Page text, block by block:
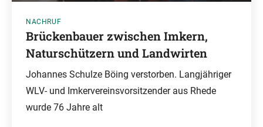
NACHRUF
Brückenbauer zwischen Imkern,
Naturschützern und Landwirten
Johannes Schulze Böing verstorben. Langjähriger
WLV- und Imkervereinsvorsitzender aus Rhede
wurde 76 Jahre alt